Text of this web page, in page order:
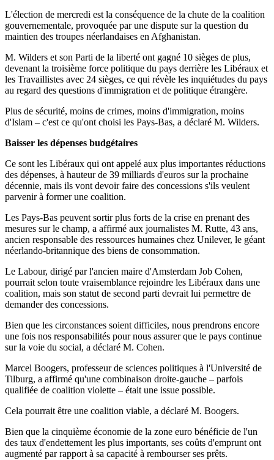
L'élection de mercredi est la conséquence de la chute de la coalition
gouvernementale, provoquée par une dispute sur la question du
maintien des troupes néerlandaises en Afghanistan.
M. Wilders et son Parti de la liberté ont gagné 10 sièges de plus,
devenant la troisième force politique du pays derrière les Libéraux et
les Travaillistes avec 24 sièges, ce qui révèle les inquiétudes du pays
au regard des questions d'immigration et de politique étrangère.
Plus de sécurité, moins de crimes, moins d'immigration, moins
d'Islam – c'est ce qu'ont choisi les Pays-Bas, a déclaré M. Wilders.
Baisser les dépenses budgétaires
Ce sont les Libéraux qui ont appelé aux plus importantes réductions
des dépenses, à hauteur de 39 milliards d'euros sur la prochaine
décennie, mais ils vont devoir faire des concessions s'ils veulent
parvenir à former une coalition.
Les Pays-Bas peuvent sortir plus forts de la crise en prenant des
mesures sur le champ, a affirmé aux journalistes M. Rutte, 43 ans,
ancien responsable des ressources humaines chez Unilever, le géant
néerlando-britannique des biens de consommation.
Le Labour, dirigé par l'ancien maire d'Amsterdam Job Cohen,
pourrait selon toute vraisemblance rejoindre les Libéraux dans une
coalition, mais son statut de second parti devrait lui permettre de
demander des concessions.
Bien que les circonstances soient difficiles, nous prendrons encore
une fois nos responsabilités pour nous assurer que le pays continue
sur la voie du social, a déclaré M. Cohen.
Marcel Boogers, professeur de sciences politiques à l'Université de
Tilburg, a affirmé qu'une combinaison droite-gauche – parfois
qualifiée de coalition violette – était une issue possible.
Cela pourrait être une coalition viable, a déclaré M. Boogers.
Bien que la cinquième économie de la zone euro bénéficie de l'un
des taux d'endettement les plus importants, ses coûts d'emprunt ont
augmenté par rapport à sa capacité à rembourser ses prêts.